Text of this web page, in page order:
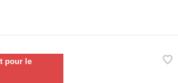
pour le